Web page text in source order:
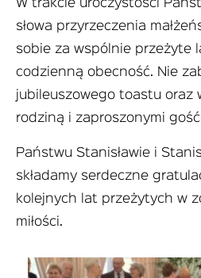
W trakcie uroczystości
słowa przyrzeczenia
sobie za wspólnie przeżyte
codzienną obecność. Nie
jubileuszowego toastu oraz
rodziną i zaproszonymi
Państwu Stanisławie i
składamy serdeczne
kolejnych lat przeżytych w
miłości.